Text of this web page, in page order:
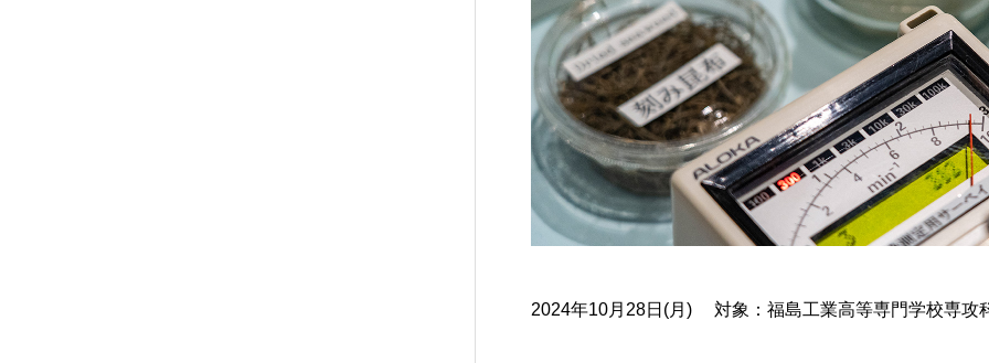
2024年10月28日(月) 対象：福島工業高等専門学校専攻